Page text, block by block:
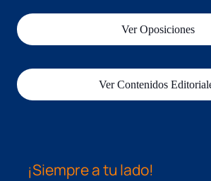
Ver Oposiciones
Ver Contenidos
¡Siempre a tu lado!